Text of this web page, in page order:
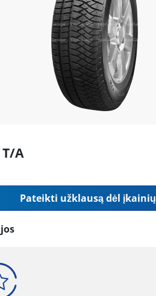
A
Pateikti užklausą dėl įkainių